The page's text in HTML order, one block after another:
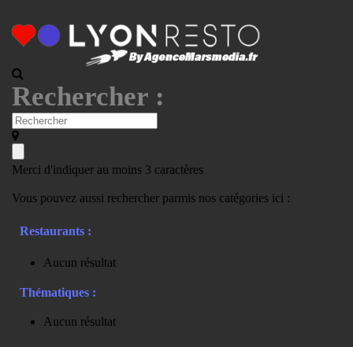
Rechercher :
Merci d'indiquer au moins 3 caractères
Vous pouvez aussi rechercher parmis nos catégories ici :
Restaurants :
Aucun résultat
Thématiques :
Aucun résultat